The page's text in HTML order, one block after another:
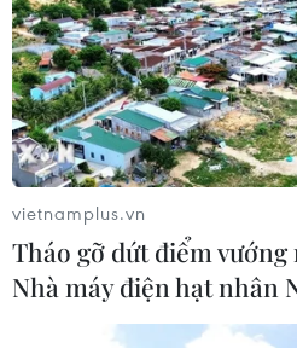
05/08/2026 03:11
Xem
CƠ QUAN CHỦ QUẢN: THÔNG TẤN XÃ
Tổng Biên tập: TRẦN TIẾN
vietnamplus.vn
Tháo gỡ dứt điểm vướng
Nhà máy điện hạt nhân